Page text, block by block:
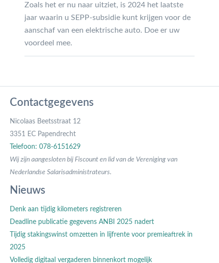
Zoals het er nu naar uitziet, is 2024 het laatste
jaar waarin u SEPP-subsidie kunt krijgen voor de
aanschaf van een elektrische auto. Doe er uw
voordeel mee.
Contactgegevens
Nicolaas Beetsstraat 12
3351 EC Papendrecht
Telefoon: 078-6151629
Wij zijn aangesloten bij Fiscount en lid van de Vereniging van
Nederlandse Salarisadministrateurs.
Nieuws
Denk aan tijdig kilometers registreren
Deadline publicatie gegevens ANBI 2025 nadert
Tijdig stakingswinst omzetten in lijfrente voor premieaftrek in
2025
Volledig digitaal vergaderen binnenkort mogelijk